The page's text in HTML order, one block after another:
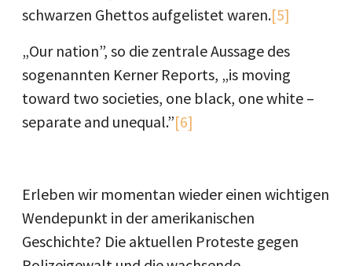
schwarzen Ghettos aufgelistet waren.[5]
„Our nation”, so die zentrale Aussage des
sogenannten Kerner Reports, „is moving
toward two societies, one black, one white –
separate and unequal.”[6]
Erleben wir momentan wieder einen wichtigen
Wendepunkt in der amerikanischen
Geschichte? Die aktuellen Proteste gegen